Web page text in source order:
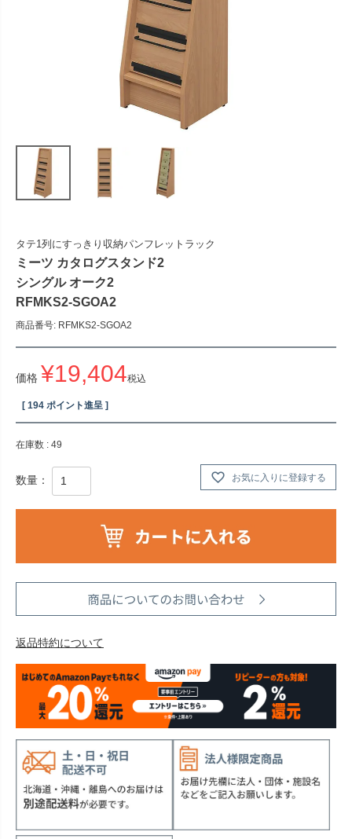
タテ1列にすっきり収納パンフレットラック
ミーツ カタログスタンド2
シングル オーク2
RFMKS2-SGOA2
商品番号 RFMKS2-SGOA2
価格 ¥19,404税込
[ 194 ポイント進呈 ]
在庫数 49
お気に入りに登録する
返品特約について